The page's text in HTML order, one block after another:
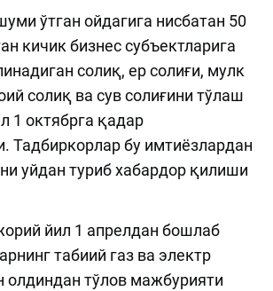
ўтган ойдагига нисбатан 50
кичик бизнес субъектларига
солиқ, ер солиғи, мулк
солиқ ва сув солиғини тўлаш
1 октябрга қадар
Тадбиркорлар бу имтиёзлардан
уйдан туриб хабардор қилиши
йил 1 апрелдан бошлаб
табиий газ ва электр
олдиндан тўлов мажбурияти